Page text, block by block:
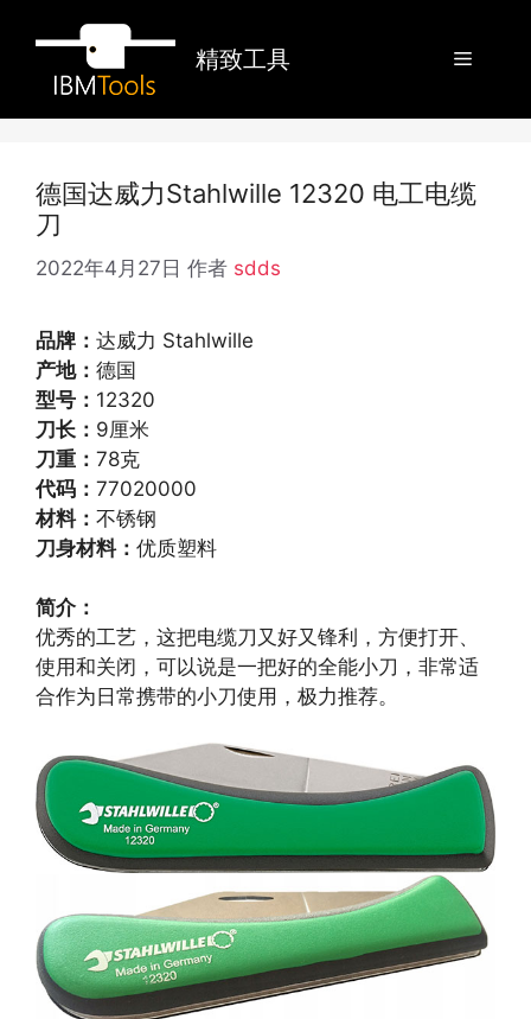
精致工具 菜
德国达威力Stahlwille 12320 电工电缆
刀
2022年4月27日 作者 sdds
品牌： 达威力 Stahlwille
产地： 德国
型号： 12320
刀长： 9厘米
刀重： 78克
代码： 77020000
材料： 不锈钢
刀身材料： 优质塑料
简介：
优秀的工艺，这把电缆刀又好又锋利，方便打开、
使用和关闭，可以说是一把好的全能小刀，非常适
合作为日常携带的小刀使用，极力推荐。